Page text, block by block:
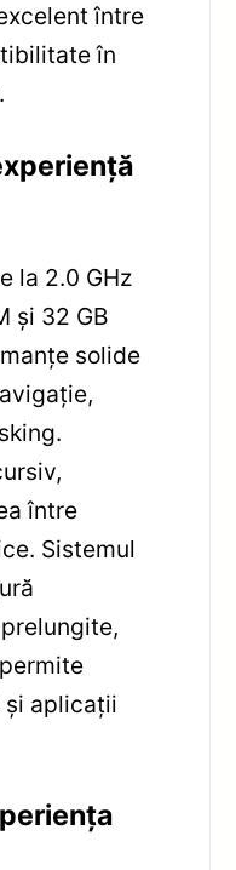
între
în
la 2.0 GHz
și 32 GB
solide
între
Sistemul
și aplicații